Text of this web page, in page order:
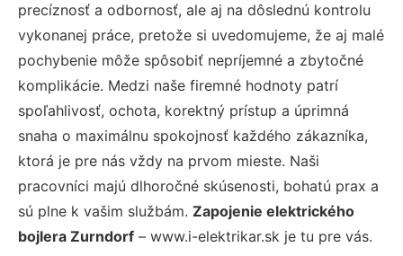
precíznosť a odbornosť, ale aj na dôslednú kontrolu
vykonanej práce, pretože si uvedomujeme, že aj malé
pochybenie môže spôsobiť nepríjemné a zbytočné
komplikácie. Medzi naše firemné hodnoty patrí
spoľahlivosť, ochota, korektný prístup a úprimná
snaha o maximálnu spokojnosť každého zákazníka,
ktorá je pre nás vždy na prvom mieste. Naši
pracovníci majú dlhoročné skúsenosti, bohatú prax a
sú plne k vašim službám. Zapojenie elektrického
bojlera Zurndorf – www.i-elektrikar.sk je tu pre vás.